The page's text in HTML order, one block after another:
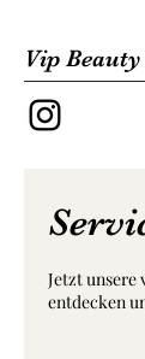
Vip
Jetzt unsere
entdecken